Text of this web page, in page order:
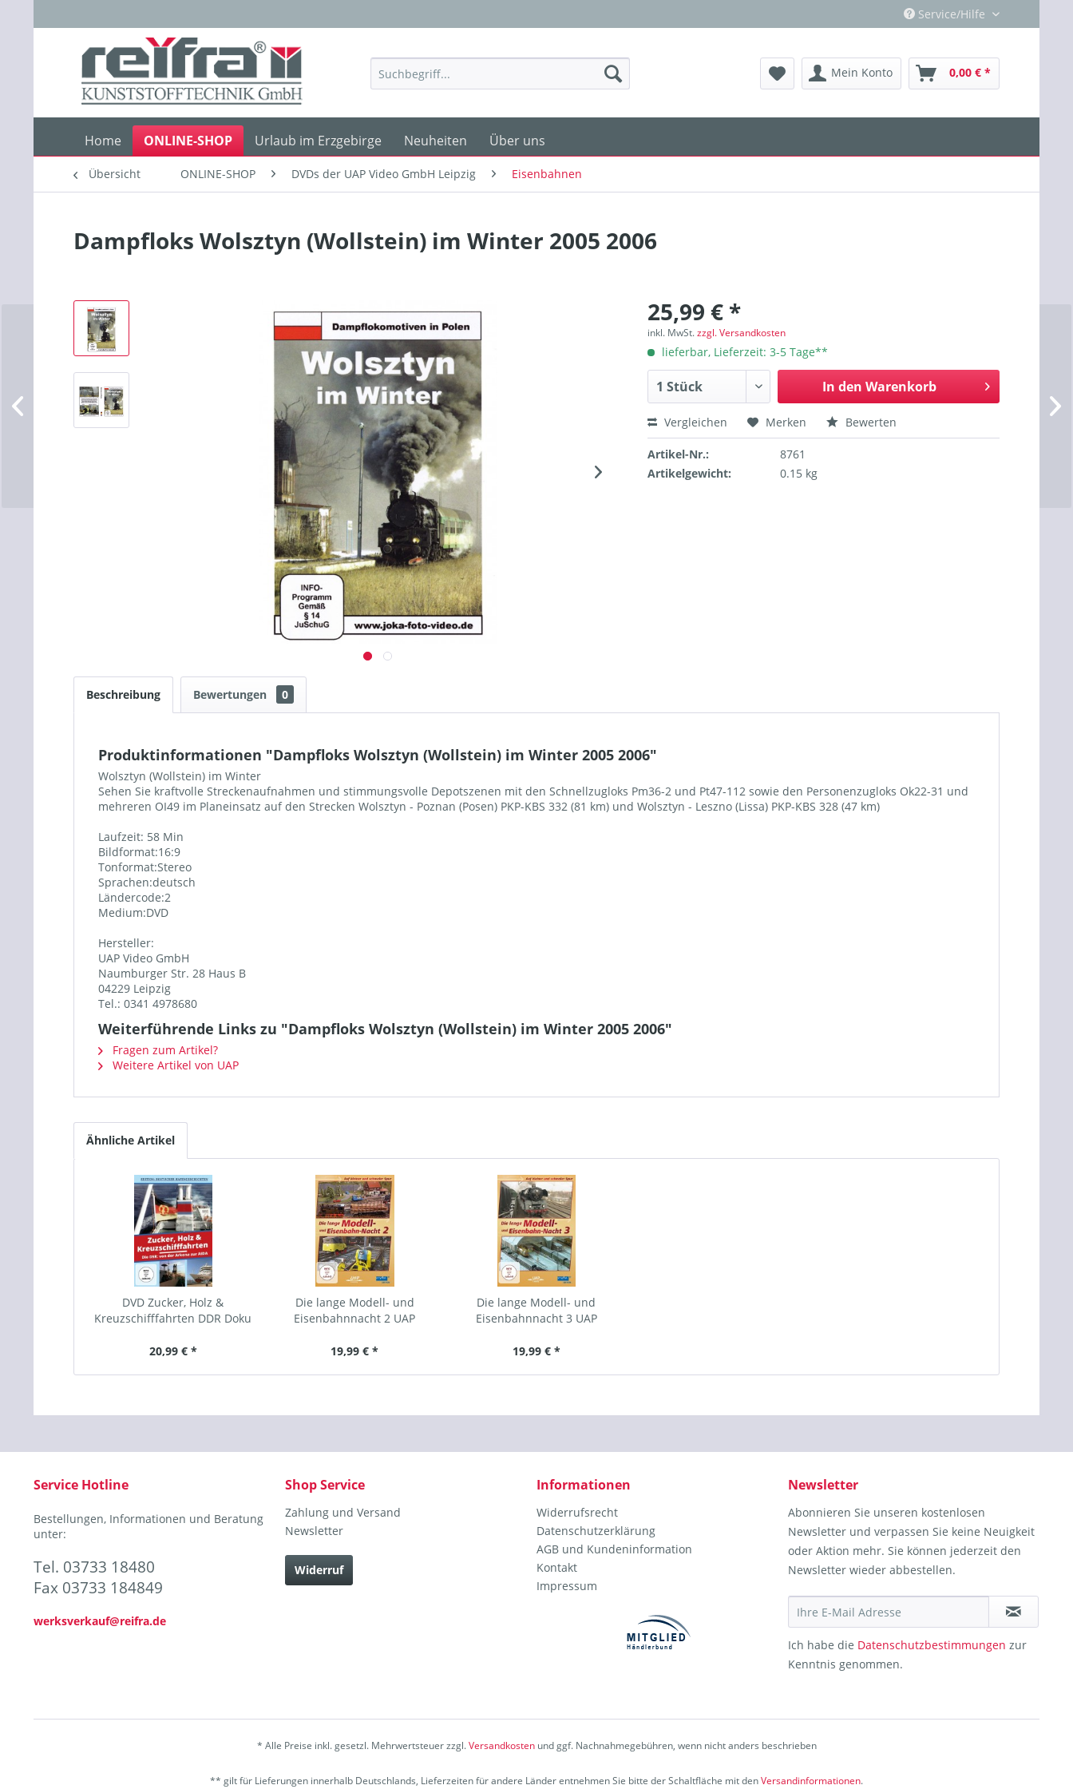
Service/Hilfe
Mein Konto 0,00 € *
Home ONLINE-SHOP Urlaub im Erzgebirge Neuheiten Über uns
Übersicht ONLINE-SHOP DVDs der UAP Video GmbH Leipzig Eisenbahnen
Dampfloks Wolsztyn (Wollstein) im Winter 2005 2006
25,99 € *
inkl. MwSt.zzgl. Versandkosten
lieferbar, Lieferzeit: 3-5 Tage**
In den Warenkorb
Vergleichen Merken Bewerten
Artikel-Nr.:
8761
Artikelgewicht:
0.15 kg
Beschreibung Bewertungen 0
Produktinformationen "Dampfloks Wolsztyn (Wollstein) im Winter 2005 2006"
Wolsztyn (Wollstein) im Winter
Sehen Sie kraftvolle Streckenaufnahmen und stimmungsvolle Depotszenen mit den Schnellzugloks Pm36-2 und Pt47-112 sowie den Personenzugloks Ok22-31 und
mehreren OI49 im Planeinsatz auf den Strecken Wolsztyn - Poznan (Posen) PKP-KBS 332 (81 km) und Wolsztyn - Leszno (Lissa) PKP-KBS 328 (47 km)
Laufzeit: 58 Min
Bildformat:16:9
Tonformat:Stereo
Sprachen:deutsch
Ländercode:2
Medium:DVD
Hersteller:
UAP Video GmbH
Naumburger Str. 28 Haus B
04229 Leipzig
Tel.: 0341 4978680
Weiterführende Links zu "Dampfloks Wolsztyn (Wollstein) im Winter 2005 2006"
Fragen zum Artikel?
Weitere Artikel von UAP
Ähnliche Artikel
DVD Zucker, Holz &
Kreuzschifffahrten DDR Doku
20,99 € *
Die lange Modell- und
Eisenbahnnacht 2 UAP
19,99 € *
Die lange Modell- und
Eisenbahnnacht 3 UAP
19,99 € *
Service Hotline
Bestellungen, Informationen und Beratung
unter:
Tel. 03733 18480
Fax 03733 184849
werksverkauf@reifra.de
Shop Service
Zahlung und Versand
Newsletter
Widerruf
Informationen
Widerrufsrecht
Datenschutzerklärung
AGB und Kundeninformation
Kontakt
Impressum
Newsletter
Abonnieren Sie unseren kostenlosen
Newsletter und verpassen Sie keine Neuigkeit
oder Aktion mehr. Sie können jederzeit den
Newsletter wieder abbestellen.
Ich habe die Datenschutzbestimmungen zur
Kenntnis genommen.
* Alle Preise inkl. gesetzl. Mehrwertsteuer zzgl.Versandkostenund ggf. Nachnahmegebühren, wenn nicht anders beschrieben
** gilt für Lieferungen innerhalb Deutschlands, Lieferzeiten für andere Länder entnehmen Sie bitte der Schaltfläche mit denVersandinformationen.